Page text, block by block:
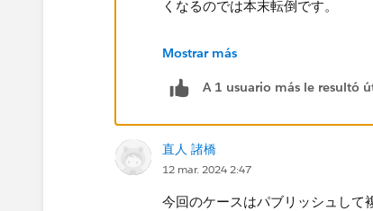
くなるのでは本末転倒です。
運用スタイルにもよりますがひと
かる時間を短縮でき、各ユーザ
感じることがあれば、そこで非重
良いと思います。
Mostrar más
A 1 usuario más le resultó
直人 諸橋
12 mar. 2024 2:47
今回のケースはパブリッシュして